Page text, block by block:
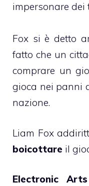
impersonare dei
Fox si è detto
fatto che un
comprare un
gioca nei panni
nazione.
Liam Fox
boicottare il
Electronic Arts